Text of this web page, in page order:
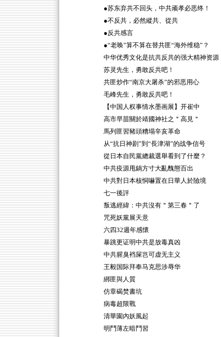
●苏东弃共不回头，中共顽孝必恶终！
●不反共，必然縱共、從共
●反共感言
●“老唤”算不算在替共匪“海外维稳”？
中华优秀文化是抗共反共的强大精神资源
苏灵先生，勇敢反共吧！
共匪炒作“南京大屠杀”的邪恶用心
毛峰先生，勇敢反共吧！
【中国人权事情水墨画展】开崔中
高市早苗關於靖國神社之＂高見＂
馬列匪習豬頭糟塌辛亥革命
从“抗日神剧”到“長津湖”的战争信号
從日本自民黨總裁選舉看到了什麼？
中共疫源甩鍋方寸大亂醜態百出
中共對日本核恫嚇置在日華人於險境
七一後評
叛逃經緯：中共沒有＂第三春＂了
咒死妖黨展天意
六四32週年感懷
暴跳更证明中共是放毒真凶
中共腥臭裆屎岂可虚无主义
王毅国际拜奉马克思涉辱华
綁匪與人質
仿章碣焚書坑
病毒超限戰
清華園內妖風起
明鬥薄左暗鬥習